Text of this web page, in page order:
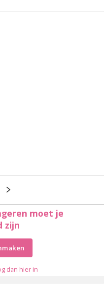
moet je
zijn
dan hier in